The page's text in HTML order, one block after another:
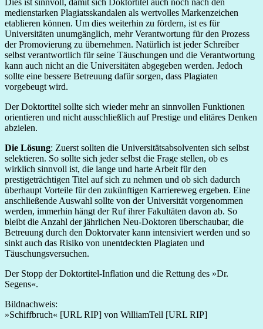
Dies ist sinnvoll, damit sich Doktortitel auch noch nach den
medienstarken Plagiatsskandalen als wertvolles Markenzeichen
etablieren können. Um dies weiterhin zu fördern, ist es für
Universitäten unumgänglich, mehr Verantwortung für den Prozess
der Promovierung zu übernehmen. Natürlich ist jeder Schreiber
selbst verantwortlich für seine Täuschungen und die Verantwortung
kann auch nicht an die Universitäten abgegeben werden. Jedoch
sollte eine bessere Betreuung dafür sorgen, dass Plagiaten
vorgebeugt wird.
Der Doktortitel sollte sich wieder mehr an sinnvollen Funktionen
orientieren und nicht ausschließlich auf Prestige und elitäres Denken
abzielen.
Die Lösung: Zuerst sollten die Universitätsabsolventen sich selbst
selektieren. So sollte sich jeder selbst die Frage stellen, ob es
wirklich sinnvoll ist, die lange und harte Arbeit für den
prestigeträchtigen Titel auf sich zu nehmen und ob sich dadurch
überhaupt Vorteile für den zukünftigen Karriereweg ergeben. Eine
anschließende Auswahl sollte von der Universität vorgenommen
werden, immerhin hängt der Ruf ihrer Fakultäten davon ab. So
bleibt die Anzahl der jährlichen Neu-Doktoren überschaubar, die
Betreuung durch den Doktorvater kann intensiviert werden und so
sinkt auch das Risiko von unentdeckten Plagiaten und
Täuschungsversuchen.
Der Stopp der Doktortitel-Inflation und die Rettung des »Dr.
Segens«.
Bildnachweis:
»Schiffbruch« [URL RIP] von WilliamTell [URL RIP]